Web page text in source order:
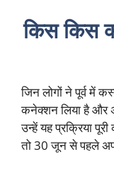
किस किस
जिन लोगों ने पूर्व में
कनेक्शन लिया है और
उन्हें यह प्रक्रिया
तो 30 जून से पहले